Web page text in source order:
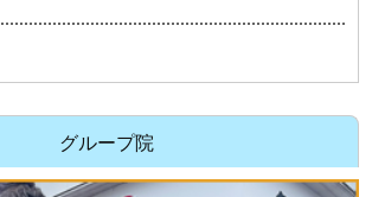
グループ院